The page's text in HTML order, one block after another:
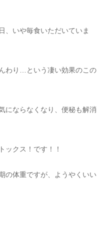
、いや毎食いただいていま
わり…という凄い効果のこの
にならなくなり、便秘も解消
ックス！です！！
の体重ですが、ようやくいい